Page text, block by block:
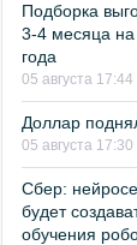
Подборка
3-4 месяца на
года
05 августа 17:44
Доллар
05 августа 17:30
Сбер:
будет
обучения